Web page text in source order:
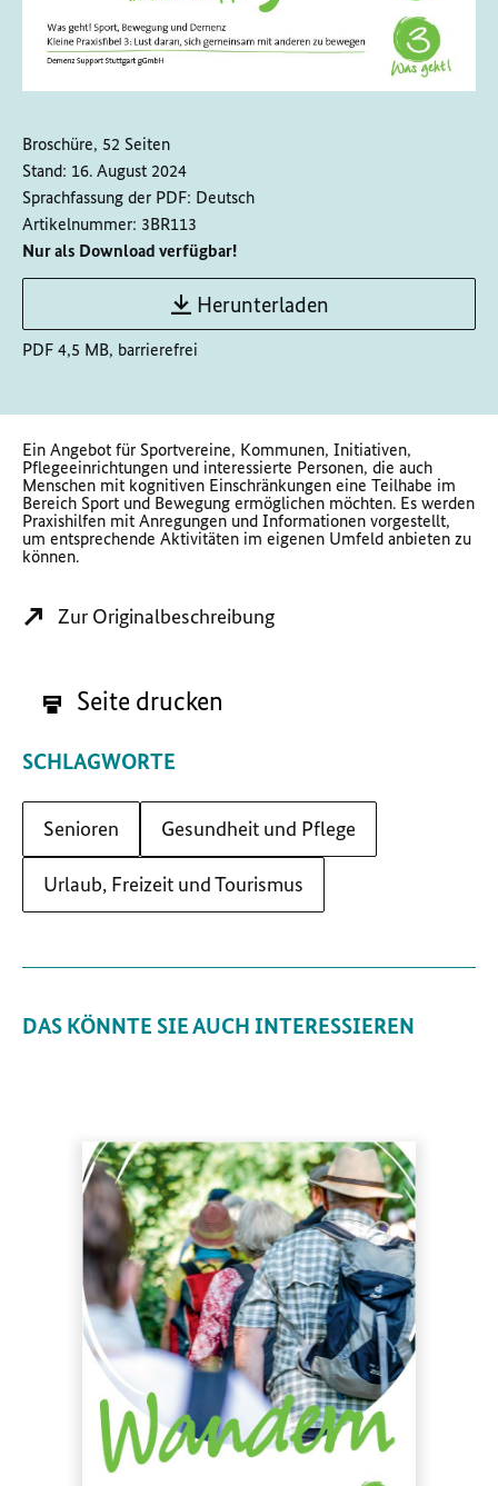
Broschüre, 52 Seiten
Stand: 16. August 2024
Sprachfassung der PDF: Deutsch
Artikelnummer: 3BR113
Nur als Download verfügbar!
Herunterladen
PDF 4,5 MB, barrierefrei
Ein Angebot für Sportvereine, Kommunen, Initiativen,
Pflegeeinrichtungen und interessierte Personen, die auch
Menschen mit kognitiven Einschränkungen eine Teilhabe im
Bereich Sport und Bewegung ermöglichen möchten. Es werden
Praxishilfen mit Anregungen und Informationen vorgestellt,
um entsprechende Aktivitäten im eigenen Umfeld anbieten zu
können.
Zur Originalbeschreibung
Seite drucken
SCHLAGWORTE
Senioren Gesundheit und Pflege
Urlaub, Freizeit und Tourismus
DAS KÖNNTE SIE AUCH INTERESSIEREN